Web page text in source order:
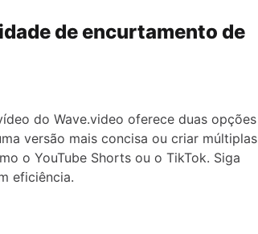
de encurtamento de
do Wave.video oferece duas opções
versão mais concisa ou criar múltiplas
o YouTube Shorts ou o TikTok. Siga
eficiência.